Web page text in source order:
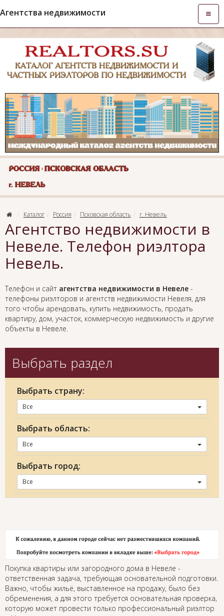
Агентства недвижимости
Каталог Россия Псковская область г. Невель
Агентство недвижимости в
Невеле. Телефон риэлтора
Невель.
Телефон и сайт агентства недвижимости в Невеле -
телефоны риэлторов и агентств недвижимости Невеля, для
того чтобы арендовать, купить недвижимость, продать
квартиру, дом, участок, коммерческую недвижимость и другие
объекты в Невеле.
Выбрать раздел
Выбрать страну:
Все
Выбрать область:
Все
Выбрать город:
Все
Покупка квартиры или загородного дома в Невеле -
ответственная задача, требующая основательной подготовки.
Важно, чтобы жильё, выставленное на продажу, было без
обременения, а для этого требуется основательная проверка,
которую может провести только профессиональный риэлтор